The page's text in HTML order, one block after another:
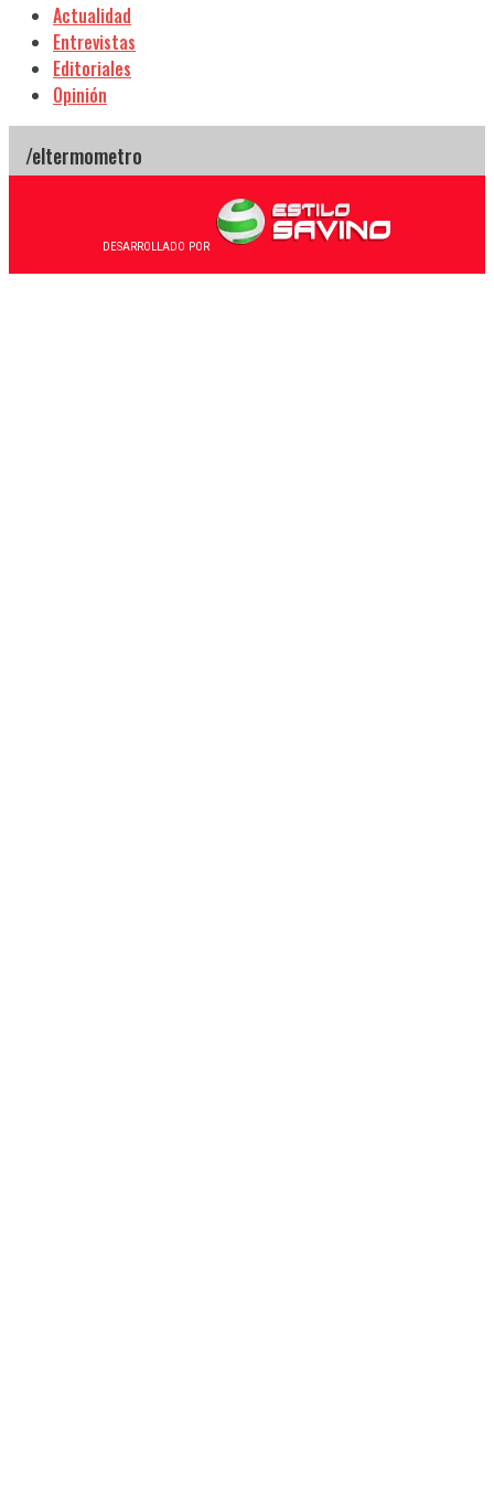
Actualidad
Entrevistas
Editoriales
Opinión
DESARROLLADO POR